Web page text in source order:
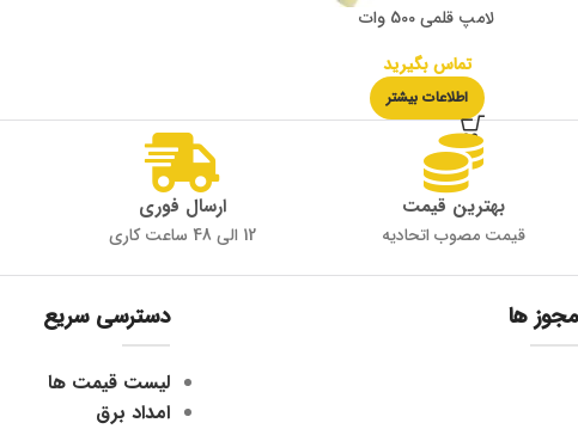
لامپ قلمی 500 وات
تماس بگیرید
اطلاعات بیشتر
بهترین قیمت
قیمت مصوب اتحادیه
ارسال فوری
12 الی 48 ساعت کاری
مجوز ها دسترسی سریع
لیست قیمت ها
امداد برق